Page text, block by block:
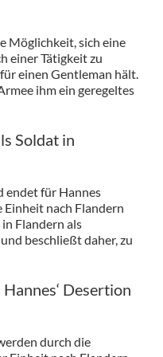
Möglichkeit, sich eine
einer Tätigkeit zu
einen Gentleman hält.
ihm ein geregeltes
Soldat in
endet für Hannes
Einheit nach Flandern
Flandern als
beschließt daher, zu
Desertion
durch die